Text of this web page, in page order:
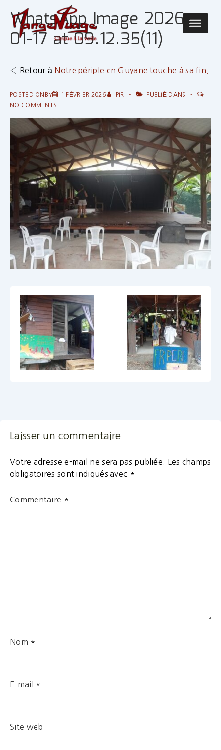
passer
contenu
Main
WhatsApp Image 2026-
01-17 at 09.12.35(11)
‹ Retour à Notre périple en Guyane touche à sa fin.
POSTED ONBY 1 FÉVRIER 2026 PIR
PUBLIÉ DANS
NO COMMENTS
Laisser un commentaire
Votre adresse e-mail ne sera pas publiée.
Les champs
obligatoires sont indiqués avec *
Commentaire *
Nom *
E-mail *
Site web